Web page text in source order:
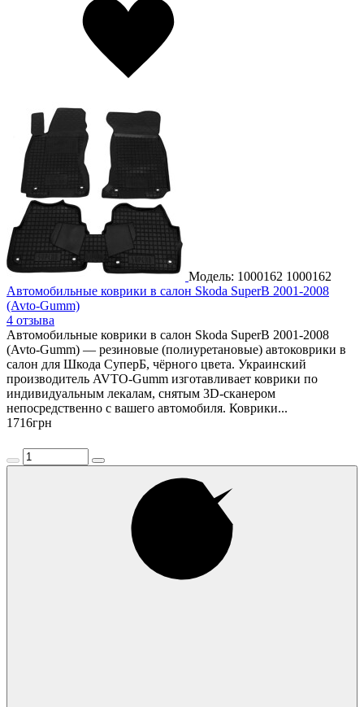
Модель: 1000162 1000162
Автомобильные коврики в салон Skoda SuperB 2001-2008
(Avto-Gumm)
4 отзыва
Автомобильные коврики в салон Skoda SuperB 2001-2008
(Avto-Gumm) — резиновые (полиуретановые) автоковрики в
салон для Шкода СуперБ, чёрного цвета. Украинский
производитель AVTO-Gumm изготавливает коврики по
индивидуальным лекалам, снятым 3D-сканером
непосредственно с вашего автомобиля. Коврики...
1716грн